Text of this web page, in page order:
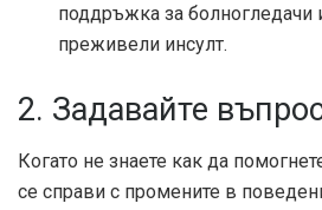
поддръжка за болногледачи
преживели инсулт.
2. Задавайте
Когато не знаете как да
се справи с промените в